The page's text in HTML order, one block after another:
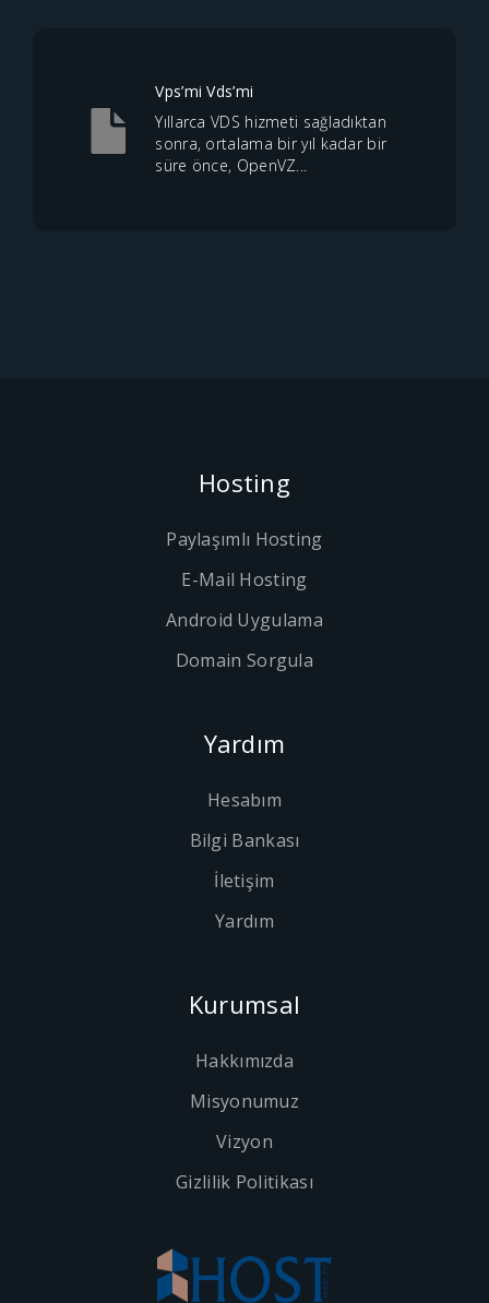
Vps’mi Vds’mi
Yıllarca VDS hizmeti sağladıktan
sonra, ortalama bir yıl kadar bir
süre önce, OpenVZ...
Hosting
Paylaşımlı Hosting
E-Mail Hosting
Android Uygulama
Domain Sorgula
Yardım
Hesabım
Bilgi Bankası
İletişim
Yardım
Kurumsal
Hakkımızda
Misyonumuz
Vizyon
Gizlilik Politikası